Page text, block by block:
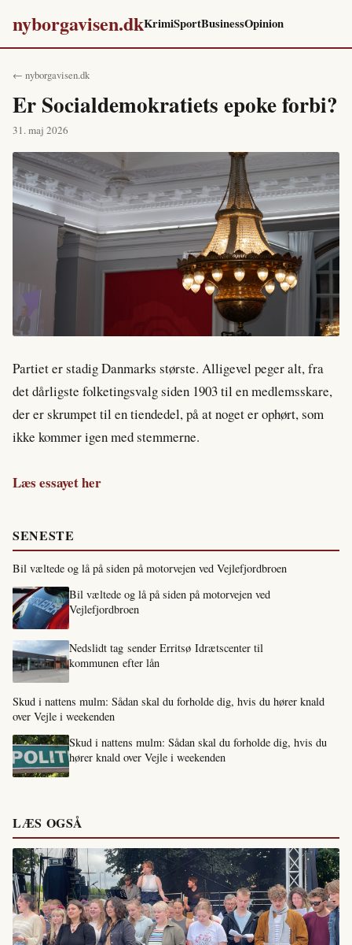
nyborgavisen.dkKrimiSportBusinessOpinion
← nyborgavisen.dk
Er Socialdemokratiets epoke forbi?
31. maj 2026
Partiet er stadig Danmarks største. Alligevel peger alt, fra
det dårligste folketingsvalg siden 1903 til en medlemsskare,
der er skrumpet til en tiendedel, på at noget er ophørt, som
ikke kommer igen med stemmerne.
Læs essayet her
SENESTE
Bil væltede og lå på siden på motorvejen ved Vejlefjordbroen
Bil væltede og lå på siden på motorvejen ved
Vejlefjordbroen
Nedslidt tag sender Erritsø Idrætscenter til
kommunen efter lån
Skud i nattens mulm: Sådan skal du forholde dig, hvis du hører knald
over Vejle i weekenden
Skud i nattens mulm: Sådan skal du forholde dig, hvis du
hører knald over Vejle i weekenden
LÆS OGSÅ